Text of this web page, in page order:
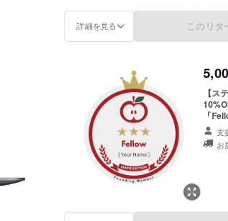
クネ
デザ
にご記入
オ
の「
クー
クー
ら利
ン日
対象
詳細を見る このリタ
【ス
「
立ち
スで
中心
支
お